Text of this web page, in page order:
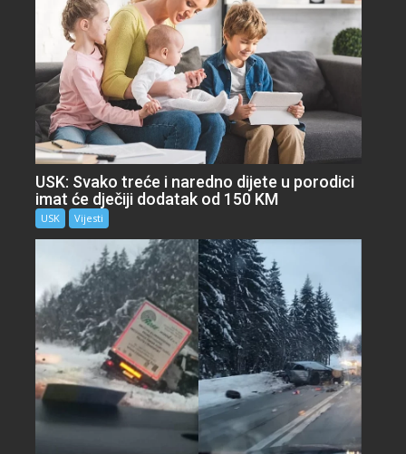
USK: Svako treće i naredno dijete u porodici
imat će dječiji dodatak od 150 KM
USK Vijesti